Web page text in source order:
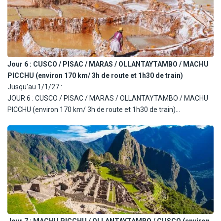
Jour 6 : CUSCO / PISAC / MARAS / OLLANTAYTAMBO / MACHU
PICCHU (environ 170 km/ 3h de route et 1h30 de train)
Jusqu'au 1/1/27 :
JOUR 6 : CUSCO / PISAC / MARAS / OLLANTAYTAMBO / MACHU
PICCHU (environ 170 km/ 3h de route et 1h30 de train)
nord de Cusco (environ 50 min de route). Visite du village et de son
marché (produits artisanaux, tissus, ponchos, bijoux, objets).
Continuation vers les Salines de Maras situées à 52 km (environ
1h30 de route). Les salines sont accrochées à flanc de montagne
parmi les plus anciennes du Pérou. Découverte du site depuis un
belvédère. Déjeuner dans un restaurant local avec animation
musicale. Route vers Ollantaytambo (45 km, environ 1h de route)
et visite du village inca. Transfert à la gare d'Ollantaytambo pour le